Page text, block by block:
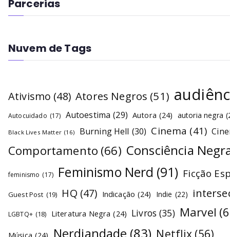
Parcerias
Nuvem de Tags
Ativismo (48) Atores Negros (51)
Autocuidado (17) Autoestima (29) Autora (24) autoria negra
Black Lives Matter (16) Burning Hell (30) Cinema (41)
Comportamento (66) Consciência
feminismo (17) Feminismo Nerd (91) Ficção
Guest Post (19) HQ (47) Indicação (24) Indie (22)
LGBTQ+ (18) Literatura Negra (24) Livros (35) Marvel
Música (24) Nerdiandade (83) Netflix (56)